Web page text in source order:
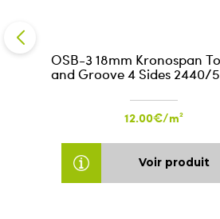
OSB-3 18mm Kronospan
and Groove 4 Sides 2440/
12.00€/m²
Voir produit